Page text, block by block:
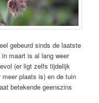
gebeurd sinds de laatste
maart is al lang weer
(er ligt zelfs tijdelijk
plaats is) en de tuin
betekende geenszins